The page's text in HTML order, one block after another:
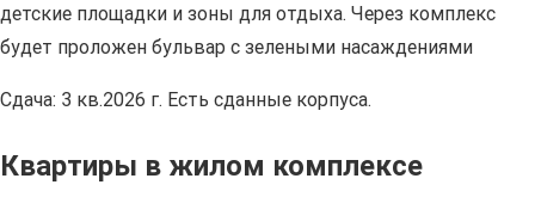
детские площадки и зоны для отдыха. Через комплекс
будет проложен бульвар с зелеными насаждениями
Сдача: 3 кв.2026 г. Есть сданные корпуса.
Квартиры в жилом комплексе